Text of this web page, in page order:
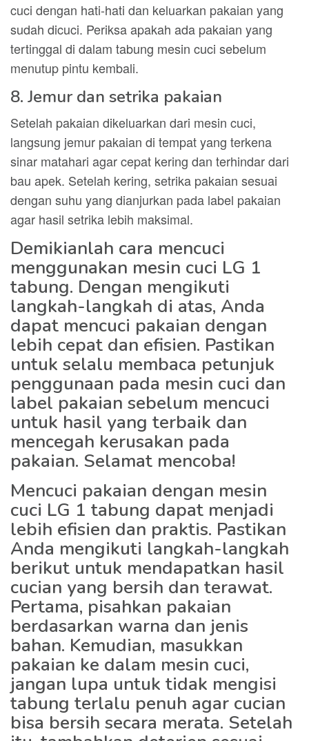
cuci dengan hati-hati dan keluarkan pakaian yang
sudah dicuci. Periksa apakah ada pakaian yang
tertinggal di dalam tabung mesin cuci sebelum
menutup pintu kembali.
8. Jemur dan setrika pakaian
Setelah pakaian dikeluarkan dari mesin cuci,
langsung jemur pakaian di tempat yang terkena
sinar matahari agar cepat kering dan terhindar dari
bau apek. Setelah kering, setrika pakaian sesuai
dengan suhu yang dianjurkan pada label pakaian
agar hasil setrika lebih maksimal.
Demikianlah cara mencuci
menggunakan mesin cuci LG 1
tabung. Dengan mengikuti
langkah-langkah di atas, Anda
dapat mencuci pakaian dengan
lebih cepat dan efisien. Pastikan
untuk selalu membaca petunjuk
penggunaan pada mesin cuci dan
label pakaian sebelum mencuci
untuk hasil yang terbaik dan
mencegah kerusakan pada
pakaian. Selamat mencoba!
Mencuci pakaian dengan mesin
cuci LG 1 tabung dapat menjadi
lebih efisien dan praktis. Pastikan
Anda mengikuti langkah-langkah
berikut untuk mendapatkan hasil
cucian yang bersih dan terawat.
Pertama, pisahkan pakaian
berdasarkan warna dan jenis
bahan. Kemudian, masukkan
pakaian ke dalam mesin cuci,
jangan lupa untuk tidak mengisi
tabung terlalu penuh agar cucian
bisa bersih secara merata. Setelah